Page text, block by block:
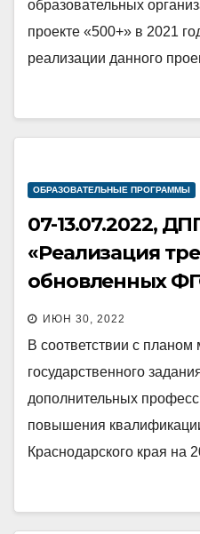
образовательных
проекте «500+» в 2021
реализации данного
ОБРАЗОВАТЕЛЬНЫЕ ПРОГРАММЫ
07-13.07.2022,
«Реализация
обновленных
ООО в работе
начальных
ИЮН 30, 2022
В соответствии с планом
государственного
дополнительных
повышения
Краснодарского края на